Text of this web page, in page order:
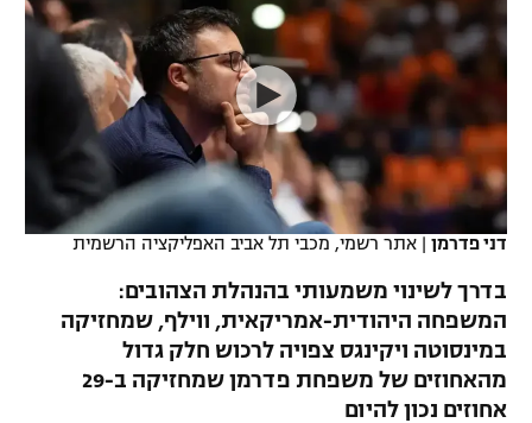
VOD
רץ ברשת
תוצאות
לוח שידורים
ברחבה
נבחרת ישראל
מכבי חיפה
בית"ר ירושלים
מכבי תל אביב
הפועל תל אביב
הפועל חיפה
הפועל באר שבע
ליגה ספרדית
ליגה צרפתית
ליגה הולנדית
ליגה טורקית
ליגה ברזילאית
כדורסל נשים
מכבי תל אביב
הפועל חולון
הפועל ירושלים
דני אבדיה
יורוליג
יורוקאפ
כדוריד
כדורעף
שחייה
ג'ודו
אגרוף
ספורט אולימפי
דני פדרמן | אתר רשמי, מכבי תל אביב האפליקציה הרשמית
בדרך לשינוי משמעותי בהנהלת הצהובים:
המשפחה היהודית-אמריקאית, ווילף, שמחזיקה
במינסוטה ויקינגס צפויה לרכוש חלק גדול
מהאחוזים של משפחת פדרמן שמחזיקה ב-29
אחוזים נכון להיום